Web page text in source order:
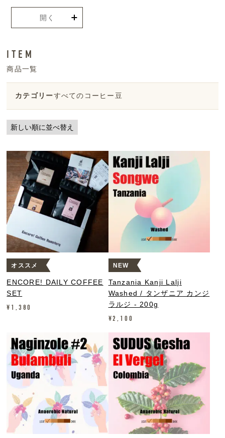
開く
ITEM
商品一覧
カテゴリーすべてのコーヒー豆
オススメ
ENCORE! DAILY COFFEE
SET
¥ 1,380
NEW
Tanzania Kanji Lalji
Washed / タンザニア カンジ
ラルジ - 200g
¥2,100